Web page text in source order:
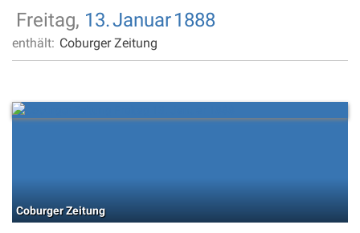
Freitag, 13.Januar1888
enthält: Coburger Zeitung
Coburger Zeitung